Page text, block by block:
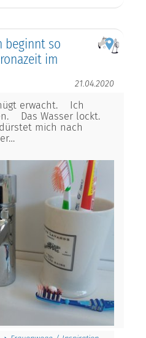
beginnt so
im
21.04.2020
erwacht. Ich
Das Wasser lockt.
mich nach